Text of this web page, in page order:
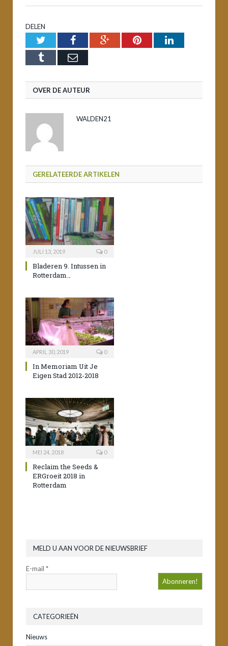
DELEN
TwitterFacebookGoogle+PinterestLinkedIn
Tumblr Email
OVER DE AUTEUR
WALDEN21
GERELATEERDE ARTIKELEN
JULI 13, 2019 0
Bladeren 9. Intussen in
Rotterdam…
APRIL 30, 2019 0
In Memoriam Uit Je
Eigen Stad 2012-2018
MEI 24, 2018 0
Reclaim the Seeds &
ERGroeit 2018 in
Rotterdam
MELD U AAN VOOR DE NIEUWSBRIEF
E-mail *
CATEGORIEËN
Nieuws